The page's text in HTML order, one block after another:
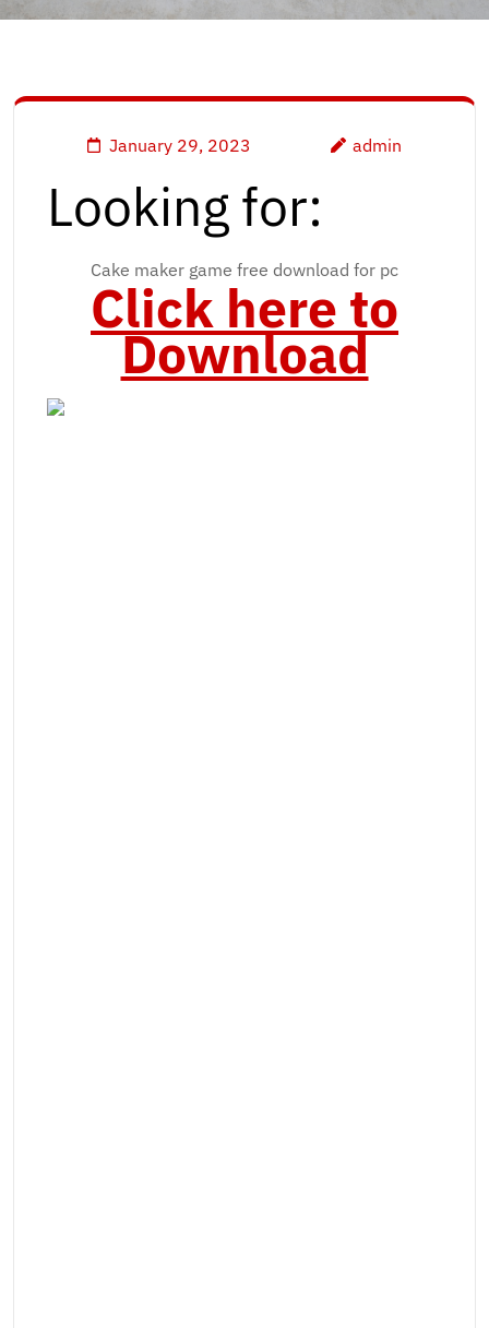
January 29, 2023 admin
Looking for:
Cake maker game free download for pc
Click here to
Download